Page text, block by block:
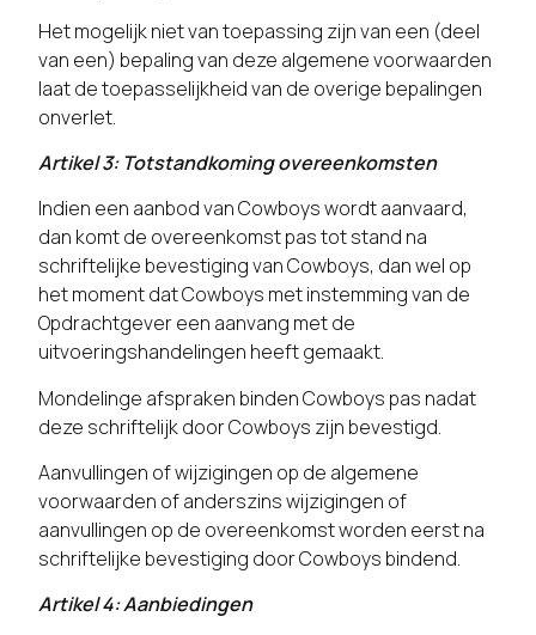
Het mogelijk niet van toepassing zijn van een (deel
van een) bepaling van deze algemene voorwaarden
laat de toepasselijkheid van de overige bepalingen
onverlet.
Artikel 3: Totstandkoming overeenkomsten
Indien een aanbod van Cowboys wordt aanvaard,
dan komt de overeenkomst pas tot stand na
schriftelijke bevestiging van Cowboys, dan wel op
het moment dat Cowboys met instemming van de
Opdrachtgever een aanvang met de
uitvoeringshandelingen heeft gemaakt.
Mondelinge afspraken binden Cowboys pas nadat
deze schriftelijk door Cowboys zijn bevestigd.
Aanvullingen of wijzigingen op de algemene
voorwaarden of anderszins wijzigingen of
aanvullingen op de overeenkomst worden eerst na
schriftelijke bevestiging door Cowboys bindend.
Artikel 4: Aanbiedingen